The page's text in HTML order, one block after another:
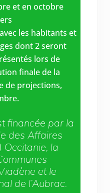
et en octobre
les habitants et
dont 2 seront
lors de
finale de la
de projections,
financée par la
des Affaires
Occitanie, la
et le
de l’Aubrac.